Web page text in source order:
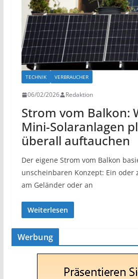
TECHNIK VERBRAUCHER
06/02/2026 Redaktion
Strom vom Balkon:
Mini-Solaranlagen
überall auftauchen
Der eigene Strom vom Balkon
unscheinbaren Konzept: Ein oder
am Geländer oder an
Weiterlesen
Werbung